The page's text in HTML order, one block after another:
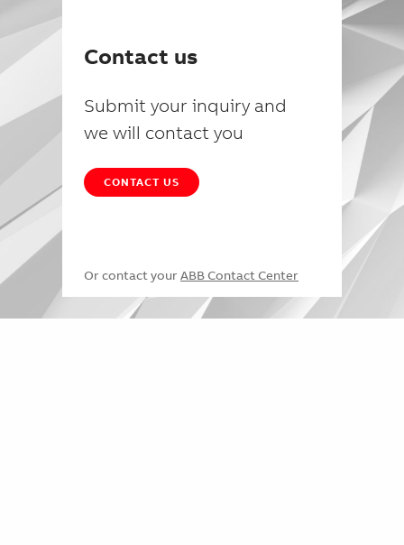
Contact us
Submit your inquiry and
we will contact you
CONTACT US
Or contact your ABB Contact Center